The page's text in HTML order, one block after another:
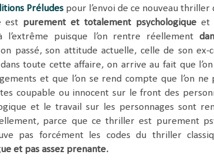
Préludes pour l’envoi de ce nouveau thriller
est purement et totalement psychologiqueet
l’extrême puisque l’on rentre réellement
passé, son attitude actuelle, celle de son ex-
toute cette affaire, on arrive au fait que l’on
et que l’on se rend compte que l’on
coupable ou innocent sur le front des
et le travail sur les personnages sont
parce que ce thriller est purement
pas forcément les codes du thriller
et pas assez prenante.